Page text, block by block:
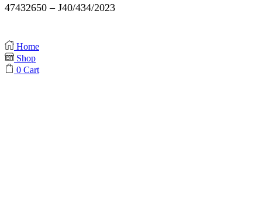
47432650 – J40/434/2023
Home
Shop
0 Cart